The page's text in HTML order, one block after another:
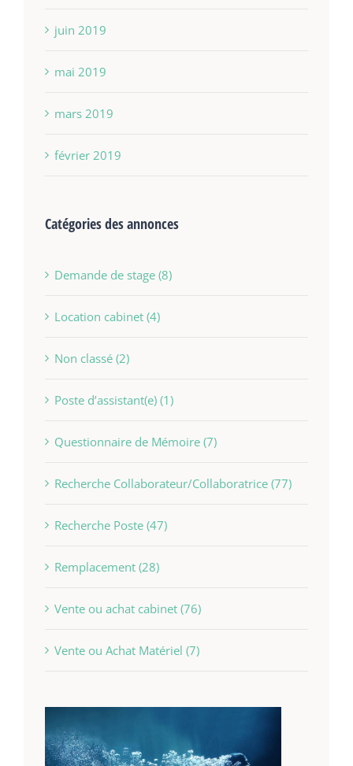
juin 2019
mai 2019
mars 2019
février 2019
Catégories des annonces
Demande de stage (8)
Location cabinet (4)
Non classé (2)
Poste d’assistant(e) (1)
Questionnaire de Mémoire (7)
Recherche Collaborateur/Collaboratrice (77)
Recherche Poste (47)
Remplacement (28)
Vente ou achat cabinet (76)
Vente ou Achat Matériel (7)